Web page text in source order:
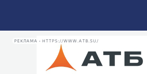
РЕКЛАМА • HTTPS://WWW.ATB.SU/
Дети нашли «аквапарк» в
заброшенном доме в Улан-Удэ